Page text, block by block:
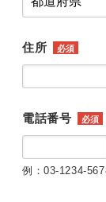
住所 必須
電話番号 必須
例：03-1234-